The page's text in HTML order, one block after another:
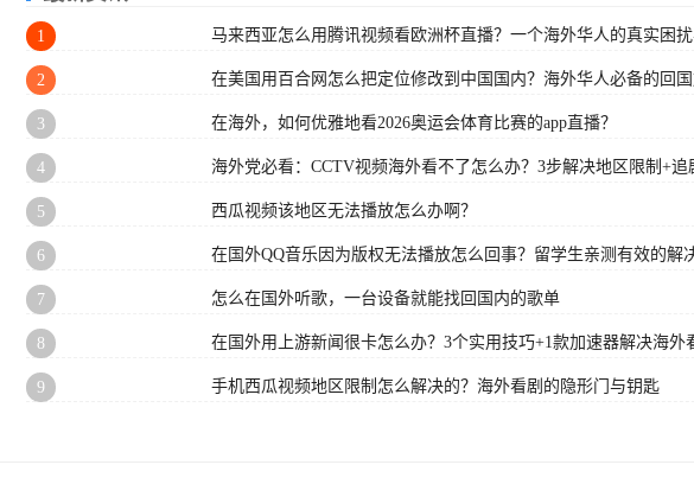
1 马来西亚怎么用腾讯视频看欧洲杯直播？一个海外华人的真实困
2 在美国用百合网怎么把定位修改到中国国内？海外华人必备的回
3 在海外，如何优雅地看2026奥运会体育比赛的app直播？
4 海外党必看：CCTV视频海外看不了怎么办？3步解决地区限制+追
5 西瓜视频该地区无法播放怎么办啊？
6 在国外QQ音乐因为版权无法播放怎么回事？留学生亲测有效的解
7 怎么在国外听歌，一台设备就能找回国内的歌单
8 在国外用上游新闻很卡怎么办？3个实用技巧+1款加速器解决海外
9 手机西瓜视频地区限制怎么解决的？海外看剧的隐形门与钥匙